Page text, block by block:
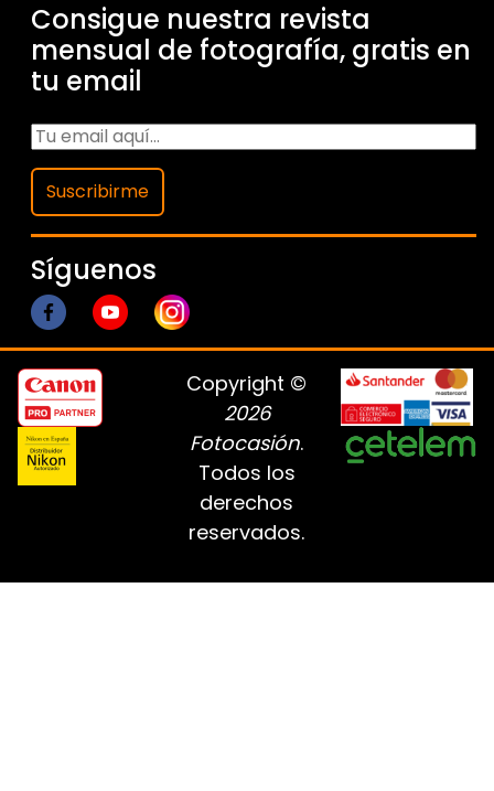
Consigue nuestra revista
mensual de fotografía, gratis en
tu email
Suscribirme
Síguenos
Copyright ©
2026
Fotocasión.
Todos los
derechos
reservados.